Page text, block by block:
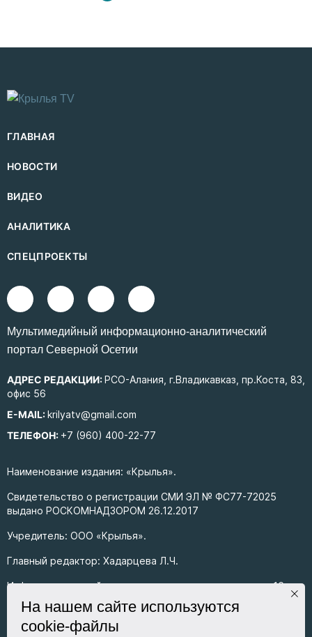
Наименование издания: «Крылья».
Свидетельство о регистрации СМИ ЭЛ № ФС77-72025
выдано РОСКОМНАДЗОРОМ 26.12.2017
Учредитель: ООО «Крылья».
Главный редактор: Хадарцева Л.Ч.
Информация на сайте предназначена для лиц старше 16
лет.
Все права на любые материалы, опубликованные на сайте,
ГЛАВНАЯ
НОВОСТИ
ВИДЕО
АНАЛИТИКА
СПЕЦПРОЕКТЫ
Mультимедийный информационно-аналитический
портал Северной Осетии
АДРЕС РЕДАКЦИИ:РСО-Алания, г.Владикавказ, пр.Коста, 83,
офис 56
E-MAIL:krilyatv@gmail.com
ТЕЛЕФОН: +7 (960) 400-22-77
На нашем сайте используются
cookie-файлы